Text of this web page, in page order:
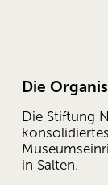
Die
Die Stiftung
in Salten.